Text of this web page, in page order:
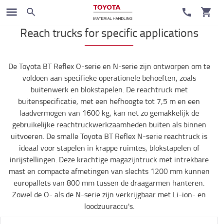
Reachtruck
Reach trucks for specific applications
De Toyota BT Reflex O-serie en N-serie zijn ontworpen om te
voldoen aan specifieke operationele behoeften, zoals
buitenwerk en blokstapelen. De reachtruck met
buitenspecificatie, met een hefhoogte tot 7,5 m en een
laadvermogen van 1600 kg, kan net zo gemakkelijk de
gebruikelijke reachtruckwerkzaamheden buiten als binnen
uitvoeren. De smalle Toyota BT Reflex N-serie reachtruck is
ideaal voor stapelen in krappe ruimtes, blokstapelen of
inrijstellingen. Deze krachtige magazijntruck met intrekbare
mast en compacte afmetingen van slechts 1200 mm kunnen
europallets van 800 mm tussen de draagarmen hanteren.
Zowel de O- als de N-serie zijn verkrijgbaar met Li-ion- en
loodzuuraccu's.